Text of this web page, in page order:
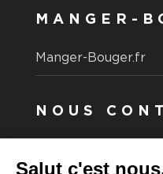
MANGER-
Manger-Bouger.fr
NOUS
Vous souhaitez